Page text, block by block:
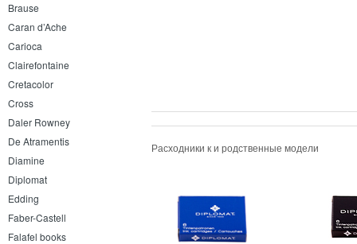
Brause
Caran d’Ache
Carioca
Clairefontaine
Cretacolor
Cross
Daler Rowney
De Atramentis
Diamine
Diplomat
Edding
Faber-Castell
Falafel books
Расходники к и родственные модели